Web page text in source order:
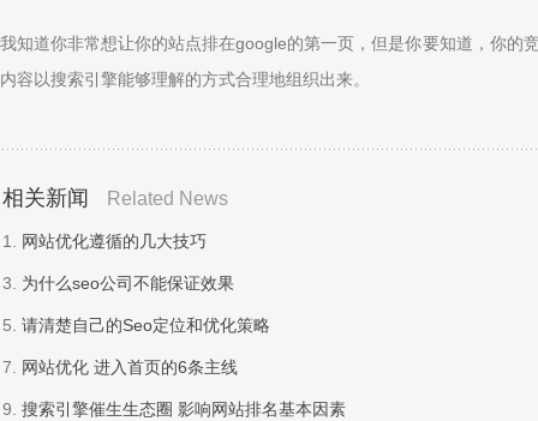
我知道你非常想让你的站点排在google的第一页，但是你要知道，你
内容以搜索引擎能够理解的方式合理地组织出来。
相关新闻 Related News
1. 网站优化遵循的几大技巧
3. 为什么seo公司不能保证效果
5. 请清楚自己的Seo定位和优化策略
7. 网站优化 进入首页的6条主线
9. 搜索引擎催生生态圈 影响网站排名基本因素